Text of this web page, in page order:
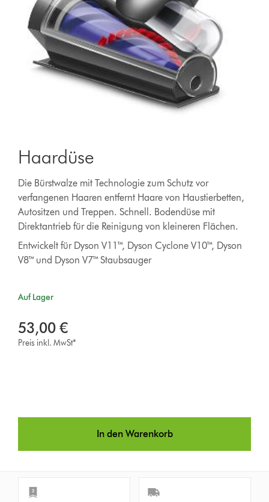
Haardüse
Die Bürstwalze mit Technologie zum Schutz vor
verfangenen Haaren entfernt Haare von Haustierbetten,
Autositzen und Treppen. Schnell. Bodendüse mit
Direktantrieb für die Reinigung von kleineren Flächen.
Entwickelt für Dyson V11™, Dyson Cyclone V10™, Dyson
V8™ und Dyson V7™ Staubsauger
Auf Lager
53,00 €
Preis inkl. MwSt*
In den Warenkorb